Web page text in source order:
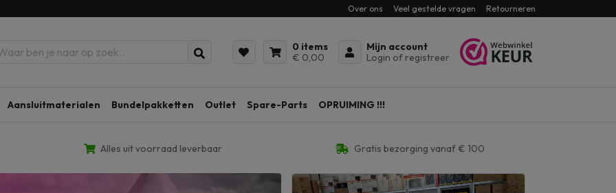
Over ons Veel gestelde vragen Retourneren
0 items
€ 0,00
Mijn account
Login of registreer
Aansluitmaterialen Bundelpakketten Outlet Spare-Parts OPRUIMING !!!
Alles uit voorraad leverbaar Gratis bezorging vanaf € 100